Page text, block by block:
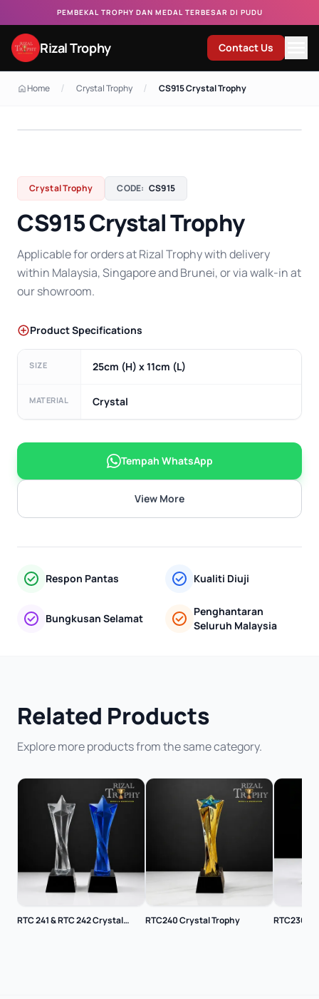
PEMBEKAL TROPHY DAN MEDAL TERBESAR DI PUDU
Rizal Trophy Contact Us
Home / Crystal Trophy / CS915 Crystal Trophy
Crystal Trophy CODE: CS915
CS915 Crystal Trophy
Applicable for orders at Rizal Trophy with delivery
within Malaysia, Singapore and Brunei, or via walk-in at
our showroom.
Product Specifications
SIZE 25cm (H) x 11cm (L)
MATERIAL Crystal
Tempah WhatsApp
View More
Respon Pantas Kualiti Diuji
Bungkusan Selamat
Penghantaran
Seluruh Malaysia
Related Products
Explore more products from the same category.
RTC 241 & RTC 242 Crystal
RTC240 Crystal Trophy RTC236